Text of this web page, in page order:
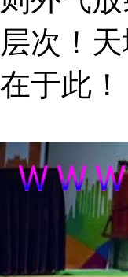
层次！
在于此！